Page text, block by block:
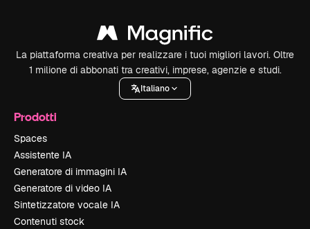
La piattaforma creativa per realizzare i tuoi migliori lavori. Oltre
1 milione di abbonati tra creativi, imprese, agenzie e studi.
Italiano
Prodotti
Spaces
Assistente IA
Generatore di immagini IA
Generatore di video IA
Sintetizzatore vocale IA
Contenuti stock